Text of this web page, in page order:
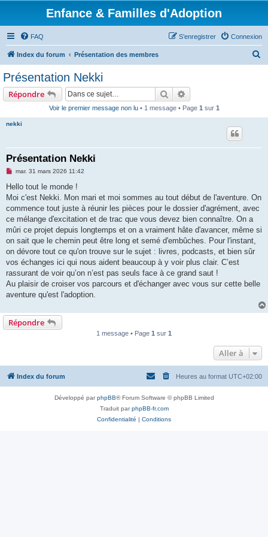
Enfance & Familles d'Adoption
FAQ Connexion
S’enregistrer
Index du forum Présentation des membres
Présentation Nekki
Répondre Rechercher
Voir le premier message non lu• 1 message • Page 1 sur 1
nekki
Présentation Nekki
M
s
a
g
n
o
l
u
mar. 31 mars 2026 11:42
Hello tout le monde !
Moi c'est Nekki. Mon mari et moi sommes au tout début de l'aventure. On
commence tout juste à réunir les pièces pour le dossier d'agrément, avec
ce mélange d'excitation et de trac que vous devez bien connaître. On a
mûri ce projet depuis longtemps et on a vraiment hâte d'avancer, même si
on sait que le chemin peut être long et semé d'embûches. Pour l'instant,
on dévore tout ce qu'on trouve sur le sujet : livres, podcasts, et bien sûr
vos échanges ici qui nous aident beaucoup à y voir plus clair. C’est
rassurant de voir qu’on n’est pas seuls face à ce grand saut !
Au plaisir de croiser vos parcours et d'échanger avec vous sur cette belle
aventure qu'est l'adoption.
Répondre
1 message • Page 1 sur 1
Aller à
Index du forum Heures au format UTC+02:00
Développé parphpBB® Forum Software © phpBB Limited
Traduit parphpBB-fr.com
Confidentialité | Conditions